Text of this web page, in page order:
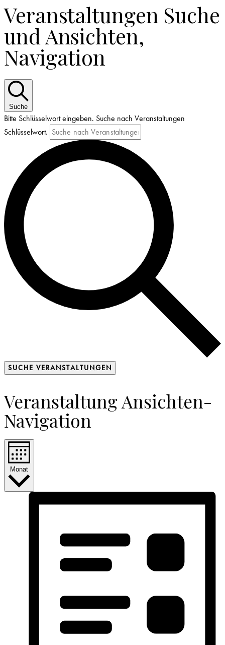
Veranstaltungen Suche
und Ansichten,
Navigation
Suche
Bitte Schlüsselwort eingeben. Suche nach Veranstaltungen
Schlüsselwort.
SUCHE VERANSTALTUNGEN
Veranstaltung Ansichten-
Navigation
Monat